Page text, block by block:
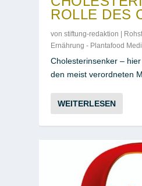
ROLLE DES
vonstiftung-redaktion |
Ernährung - Plantafood
Cholesterinsenker –
den meist verordneten
WEITERLESEN